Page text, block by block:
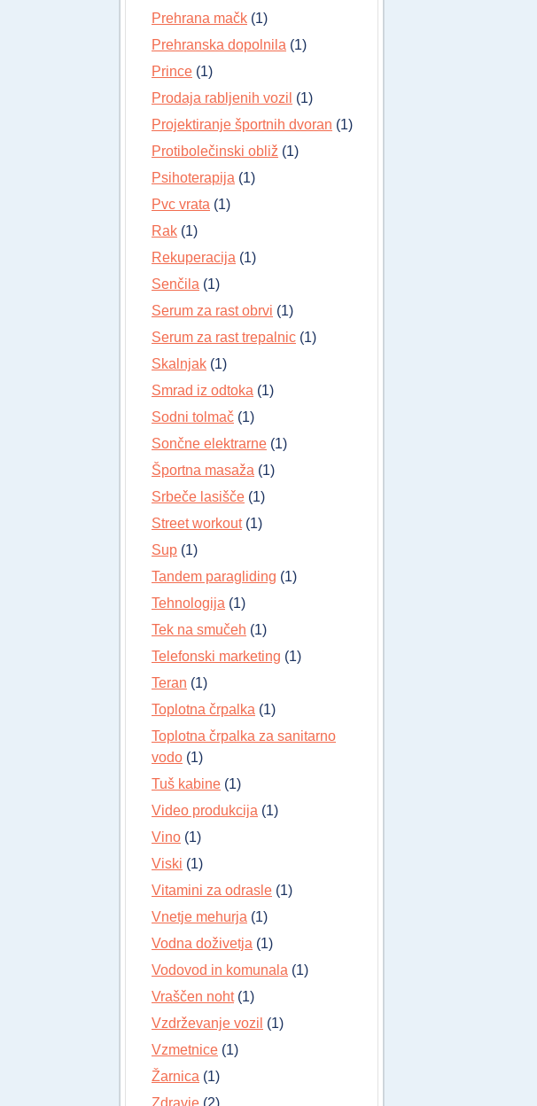
Prehrana mačk (1)
Prehranska dopolnila (1)
Prince (1)
Prodaja rabljenih vozil (1)
Projektiranje športnih dvoran (1)
Protibolečinski obliž (1)
Psihoterapija (1)
Pvc vrata (1)
Rak (1)
Rekuperacija (1)
Senčila (1)
Serum za rast obrvi (1)
Serum za rast trepalnic (1)
Skalnjak (1)
Smrad iz odtoka (1)
Sodni tolmač (1)
Sončne elektrarne (1)
Športna masaža (1)
Srbeče lasišče (1)
Street workout(1)
Sup (1)
Tandem paragliding (1)
Tehnologija (1)
Tek na smučeh (1)
Telefonski marketing (1)
Teran (1)
Toplotna črpalka (1)
Toplotna črpalka za sanitarno
vodo (1)
Tuš kabine (1)
Video produkcija (1)
Vino (1)
Viski (1)
Vitamini za odrasle (1)
Vnetje mehurja (1)
Vodna doživetja (1)
Vodovod in komunala (1)
Vraščen noht(1)
Vzdrževanje vozil (1)
Vzmetnice (1)
Žarnica (1)
Zdravje (2)